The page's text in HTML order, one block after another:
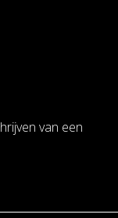
van een